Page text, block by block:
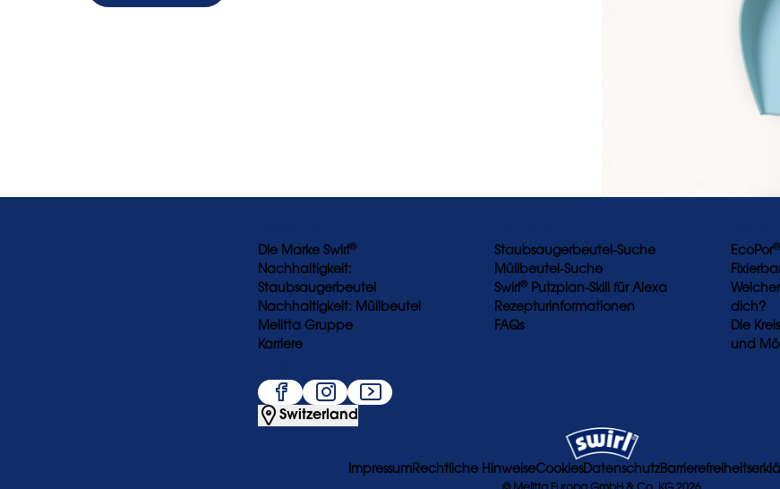
Die Marke Swirl®
Nachhaltigkeit:
Staubsaugerbeutel
Nachhaltigkeit: Müllbeutel
Melitta Gruppe
Karriere
Staubsaugerbeutel-Suche
Müllbeutel-Suche
Swirl®Putzplan-Skill für Alexa
Rezepturinformationen
FAQs
EcoPor®
dich?
Die
und
Switzerland
ImpressumRechtliche HinweiseCookiesDatenschutz